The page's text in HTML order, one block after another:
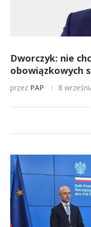
Dworczyk: nie
obowiązkowych
przez PAP 8